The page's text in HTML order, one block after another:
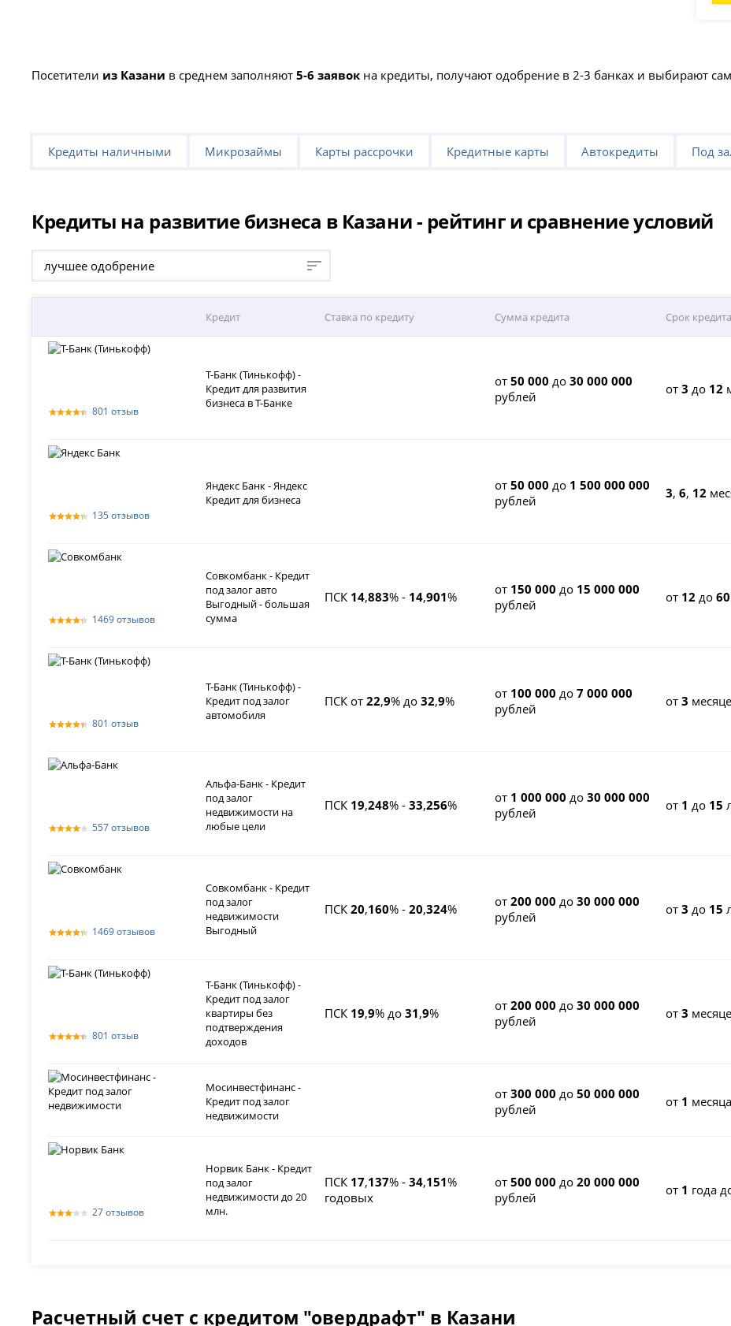
Посетители из Казани в среднем заполняют5-6 заявок на кредиты, получают одобрение в 2-3 банках и выбирают
Кредиты наличными Микрозаймы Карты рассрочки Кредитные карты Автокредиты Под
Кредиты на развитие бизнеса в Казани - рейтинг и сравнение условий
лучшее одобрение
Кредит Ставка по кредиту Сумма кредита Срок кредита
801 отзыв
Т-Банк (Тинькофф) -
Кредит для развития
бизнеса в Т-Банке
от50 000 до30 000 000
рублей
от3 до 12
135 отзывов
Яндекс Банк - Яндекс
Кредит для бизнеса
от50 000 до 1 500 000 000
рублей
3,6, 12
1469 отзывов
Совкомбанк - Кредит
под залог авто
Выгодный - большая
сумма
ПСК 14,883% - 14,901% от 150 000 до 15 000 000
рублей
от 12 до60
801 отзыв
Т-Банк (Тинькофф) -
Кредит под залог
автомобиля
ПСК от 22,9% до 32,9% от 100 000 до7 000 000
рублей
от3
557 отзывов
Альфа-Банк - Кредит
под залог
недвижимости на
любые цели
ПСК 19,248% - 33,256% от 1 000 000 до30 000 000
рублей
от 1 до 15
1469 отзывов
Совкомбанк - Кредит
под залог
недвижимости
Выгодный
ПСК 20,160% - 20,324% от200 000 до30 000 000
рублей
от3 до 15
801 отзыв
Т-Банк (Тинькофф) -
Кредит под залог
квартиры без
подтверждения
доходов
ПСК 19,9% до 31,9% от200 000 до30 000 000
рублей
от3
Мосинвестфинанс -
Кредит под залог
недвижимости
от300 000 до50 000 000
рублей
от 1
27 отзывов
Норвик Банк - Кредит
под залог
недвижимости до 20
млн.
ПСК 17,137% - 34,151%
годовых
от500 000 до20 000 000
рублей
от 1 года
Расчетный счет с кредитом "овердрафт" в Казани